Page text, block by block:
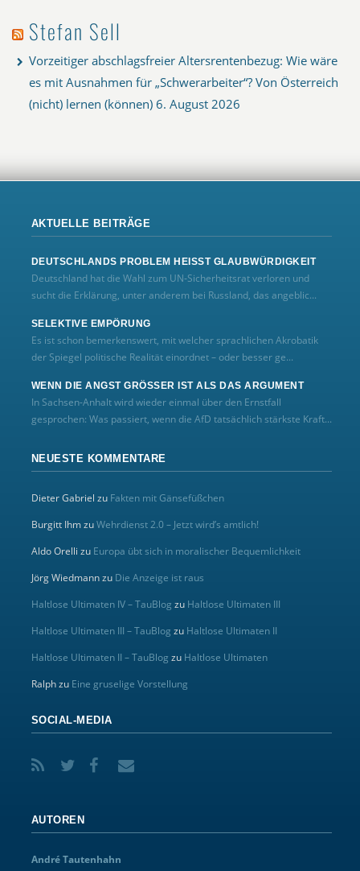
Stefan Sell
Vorzeitiger abschlagsfreier Altersrentenbezug: Wie wäre
es mit Ausnahmen für „Schwerarbeiter“? Von Österreich
(nicht) lernen (können) 6. August 2026
AKTUELLE BEITRÄGE
DEUTSCHLANDS PROBLEM HEISST GLAUBWÜRDIGKEIT
Deutschland hat die Wahl zum UN‑Sicherheitsrat verloren und
sucht die Erklärung, unter anderem bei Russland, das angeblic...
SELEKTIVE EMPÖRUNG
Es ist schon bemerkenswert, mit welcher sprachlichen Akrobatik
der Spiegel politische Realität einordnet – oder besser ge...
WENN DIE ANGST GRÖSSER IST ALS DAS ARGUMENT
In Sachsen-Anhalt wird wieder einmal über den Ernstfall
gesprochen: Was passiert, wenn die AfD tatsächlich stärkste Kraft...
NEUESTE KOMMENTARE
Dieter Gabriel zu Fakten mit Gänsefüßchen
Burgitt IhmzuWehrdienst 2.0 – Jetzt wird’s amtlich!
Aldo Orelli zu Europa übt sich in moralischer Bequemlichkeit
Jörg Wiedmannzu Die Anzeige ist raus
Haltlose Ultimaten IV – TauBlog zu Haltlose Ultimaten III
Haltlose Ultimaten III – TauBlog zu Haltlose Ultimaten II
Haltlose Ultimaten II – TauBlog zu Haltlose Ultimaten
Ralphzu Eine gruselige Vorstellung
SOCIAL-MEDIA
AUTOREN
André Tautenhahn